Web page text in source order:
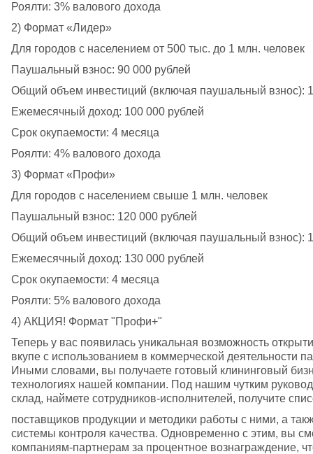
Роялти: 3% валового дохода
2) Формат «Лидер»
Для городов с населением от 500 тыс. до 1 млн. человек
Паушальный взнос: 90 000 рублей
Общий объем инвестиций (включая паушальный взнос):
Ежемесячный доход: 100 000 рублей
Срок окупаемости: 4 месяца
Роялти: 4% валового дохода
3) Формат «Профи»
Для городов с населением свыше 1 млн. человек
Паушальный взнос: 120 000 рублей
Общий объем инвестиций (включая паушальный взнос):
Ежемесячный доход: 130 000 рублей
Срок окупаемости: 4 месяца
Роялти: 5% валового дохода
4) АКЦИЯ! Формат "Профи+"
Теперь у вас появилась уникальная возможность
вкупе с использованием в коммерческой деятельности
Иными словами, вы получаете готовый клининговый
технологиях нашей компании. Под нашим чутким
склад, наймете сотрудников-исполнителей, получите
поставщиков продукции и методики работы с ними, а
системы контроля качества. Одновременно с этим, вы
компаниям-партнерам за процентное вознаграждение,